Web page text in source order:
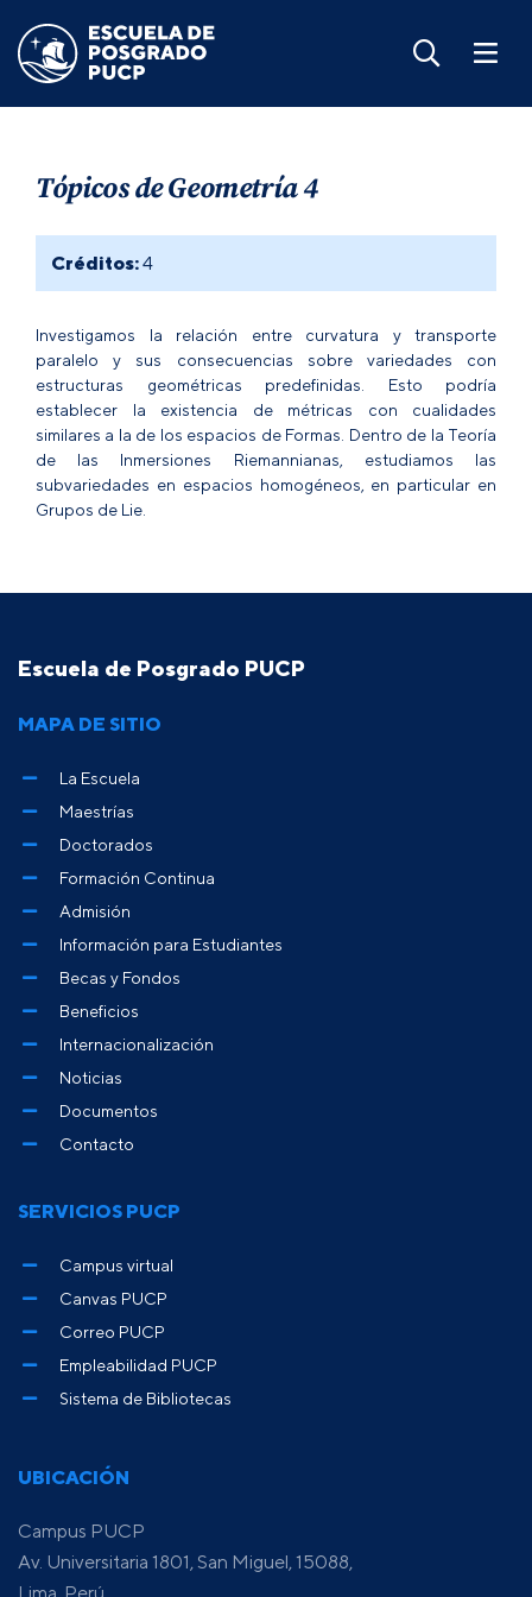
Tópicos de Geometría 4
Créditos:4
Investigamos la relación entre curvatura y transporte
paralelo y sus consecuencias sobre variedades con
estructuras geométricas predefinidas. Esto podría
establecer la existencia de métricas con cualidades
similares a la de los espacios de Formas. Dentro de la Teoría
de las Inmersiones Riemannianas, estudiamos las
subvariedades en espacios homogéneos, en particular en
Grupos de Lie.
Escuela de Posgrado PUCP
UBICACIÓN
Campus PUCP
Av. Universitaria 1801, San Miguel, 15088,
Lima, Perú
MAPA DE SITIO
La Escuela
Maestrías
Doctorados
Formación Continua
Admisión
Información para Estudiantes
Becas y Fondos
Beneficios
Internacionalización
Noticias
Documentos
Contacto
SERVICIOS PUCP
Campus virtual
Canvas PUCP
Correo PUCP
Empleabilidad PUCP
Sistema de Bibliotecas